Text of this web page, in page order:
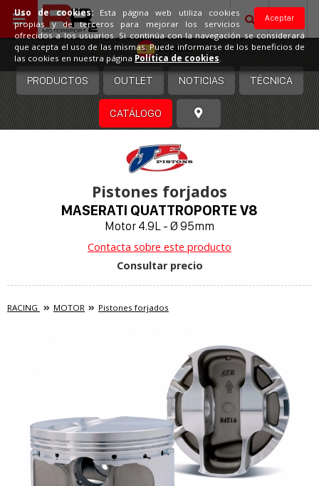
España
PRODUCTOS OUTLET NOTICIAS TÉCNICA
CATÁLOGO
Pistones forjados
MASERATI QUATTROPORTE V8
Motor 4.9L - Ø 95mm
Contacta sobre este producto
Consultar precio
RACING MOTOR Pistones forjados
Aceptar
Uso de cookies:Esta página web utiliza cookies
propias y de terceros para mejorar los servicios
ofrecidos a los usuarios. Si continúa con la navegación se considerará
que acepta el uso de las mismas. Puede informarse de los beneficios de
las cookies en nuestra página Política de cookies.